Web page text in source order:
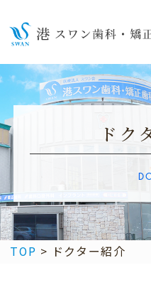
ドク
TOP > ドクター紹介